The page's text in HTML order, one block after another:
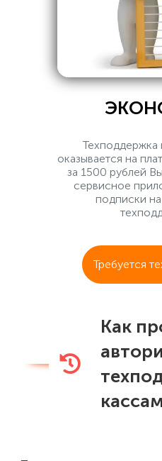
Техподдержка
оказывается на
за 1500 рублей
сервисное
подписки
Требуется
Как